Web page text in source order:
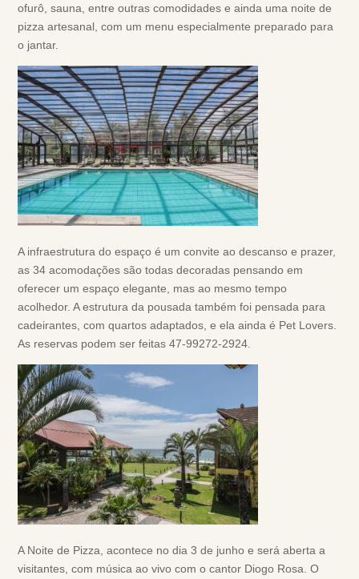
ofurô, sauna, entre outras comodidades e ainda uma noite de
pizza artesanal, com um menu especialmente preparado para
o jantar.
A infraestrutura do espaço é um convite ao descanso e prazer,
as 34 acomodações são todas decoradas pensando em
oferecer um espaço elegante, mas ao mesmo tempo
acolhedor. A estrutura da pousada também foi pensada para
cadeirantes, com quartos adaptados, e ela ainda é Pet Lovers.
As reservas podem ser feitas 47-99272-2924.
A Noite de Pizza, acontece no dia 3 de junho e será aberta a
visitantes, com música ao vivo com o cantor Diogo Rosa. O